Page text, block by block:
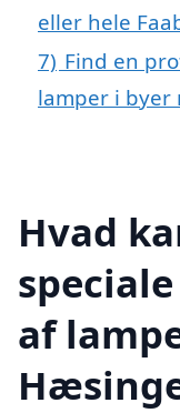
eller hele
7) Find en
lamper i
Hvad
af